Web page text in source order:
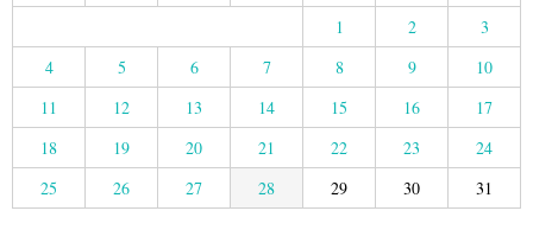
1 2
3
4
5 6 7 8 9
10
11
12 13 14 15 16
17
18
19 20 21 22 23
24
25
26 27 28 29 30 31